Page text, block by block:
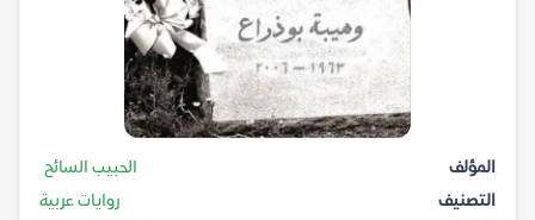
المؤلف
الحبيب السائح
التصنيف
روايات عربية